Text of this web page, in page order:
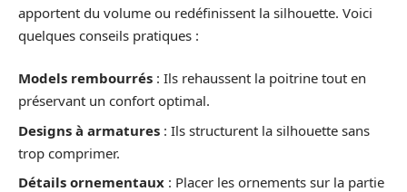
apportent du volume ou redéfinissent la silhouette. Voici
quelques conseils pratiques :
Models rembourrés : Ils rehaussent la poitrine tout en
préservant un confort optimal.
Designs à armatures : Ils structurent la silhouette sans
trop comprimer.
Détails ornementaux : Placer les ornements sur la partie